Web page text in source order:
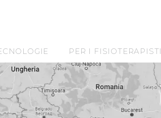
PER I FISIOTERAPISTI